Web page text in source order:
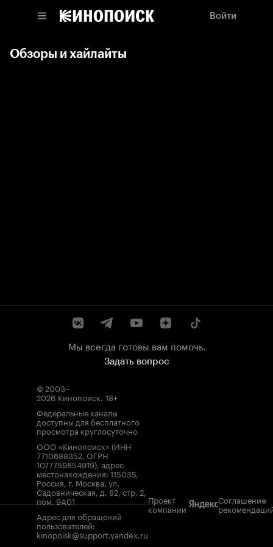
Войти
Обзоры и хайлайты
Мы всегда готовы вам помочь.
Задать вопрос
© 2003–
2026 Кинопоиск. 18+
Федеральные каналы
доступны для бесплатного
просмотра круглосуточно
ООО «Кинопоиск» (ИНН
7710688352, ОГРН
1077759854919), адрес
местонахождения: 115035,
Россия, г. Москва, ул.
Садовническая, д. 82, стр. 2,
пом. 9А01
Адрес для обращений
пользователей:
kinopoisk@support.yandex.ru
Проект
компании
Соглашение